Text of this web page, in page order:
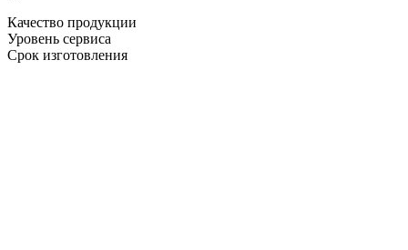
Качество продукции
Уровень сервиса
Срок изготовления